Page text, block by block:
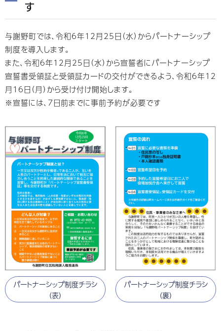
す
与謝野町では、令和6年12月25日（水）からパートナーシップ
制度を導入します。
また、令和6年12月25日（水）から宣誓者にパートナーシップ
宣誓書受領証と受領証カードの交付ができるよう、令和6年12
月16日（月）から受け付け開始します。
※宣誓には、7日前までに事前予約が必要です
パートナーシップ制度チラシ
（表）
パートナーシップ制度チラシ
（裏）